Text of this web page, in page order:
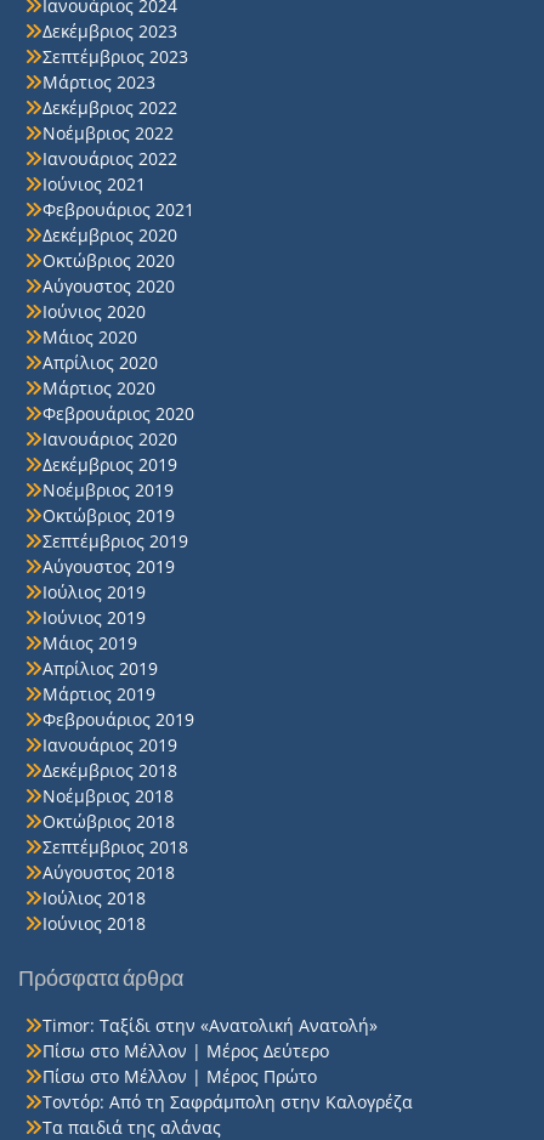
Ιανουάριος 2024
Δεκέμβριος 2023
Σεπτέμβριος 2023
Μάρτιος 2023
Δεκέμβριος 2022
Νοέμβριος 2022
Ιανουάριος 2022
Ιούνιος 2021
Φεβρουάριος 2021
Δεκέμβριος 2020
Οκτώβριος 2020
Αύγουστος 2020
Ιούνιος 2020
Μάιος 2020
Απρίλιος 2020
Μάρτιος 2020
Φεβρουάριος 2020
Ιανουάριος 2020
Δεκέμβριος 2019
Νοέμβριος 2019
Οκτώβριος 2019
Σεπτέμβριος 2019
Αύγουστος 2019
Ιούλιος 2019
Ιούνιος 2019
Μάιος 2019
Απρίλιος 2019
Μάρτιος 2019
Φεβρουάριος 2019
Ιανουάριος 2019
Δεκέμβριος 2018
Νοέμβριος 2018
Οκτώβριος 2018
Σεπτέμβριος 2018
Αύγουστος 2018
Ιούλιος 2018
Ιούνιος 2018
Πρόσφατα άρθρα
Timor: Ταξίδι στην «Ανατολική Ανατολή»
Πίσω στο Μέλλον | Μέρος Δεύτερο
Πίσω στο Μέλλον | Μέρος Πρώτο
Τοντόρ: Από τη Σαφράμπολη στην Καλογρέζα
Τα παιδιά της αλάνας